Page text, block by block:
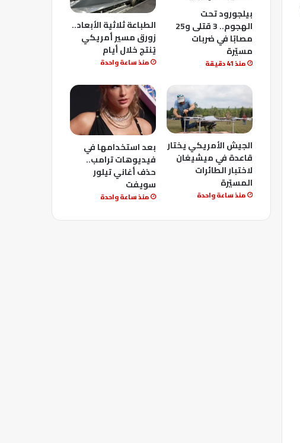
بيلجورود تحت
الهجوم.. 3 قتلى و25
مصابًا في ضربات
مسيّرة
منذ 41 دقيقة
الطباعة ثلاثية الأبعاد..
زورق مسير أمريكي
يُنتج خلال أيام
منذ ساعة واحدة
الجيش الأمريكي يختار
قاعدة في ميشيغان
لاختبار الطائرات
المسيّرة
منذ ساعة واحدة
بعد استخدامها في
فيديوهات ترامب..
حذف أغاني تيلور
سويفت
منذ ساعة واحدة